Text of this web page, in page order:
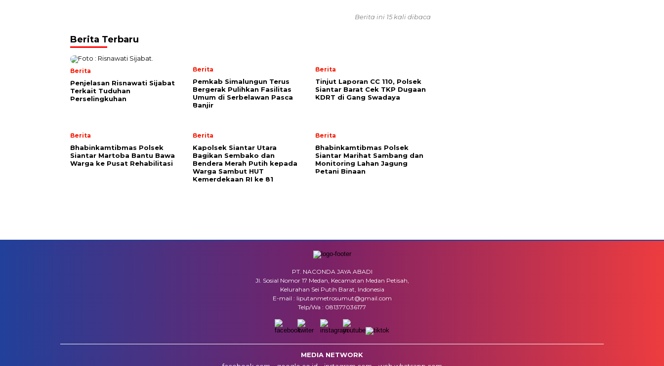
Berita ini 15 kali dibaca
Berita Terbaru
Berita
Penjelasan Risnawati Sijabat
Terkait Tuduhan
Perselingkuhan
Berita
Pemkab Simalungun Terus
Bergerak Pulihkan Fasilitas
Umum di Serbelawan Pasca
Banjir
Berita
Tinjut Laporan CC 110, Polsek
Siantar Barat Cek TKP Dugaan
KDRT di Gang Swadaya
Berita
Bhabinkamtibmas Polsek
Siantar Martoba Bantu Bawa
Warga ke Pusat Rehabilitasi
Berita
Kapolsek Siantar Utara
Bagikan Sembako dan
Bendera Merah Putih kepada
Warga Sambut HUT
Kemerdekaan RI ke 81
Berita
Bhabinkamtibmas Polsek
Siantar Marihat Sambang dan
Monitoring Lahan Jagung
Petani Binaan
PT. NACONDA JAYA ABADI
Jl. Sosial Nomor 17 Medan, Kecamatan Medan Petisah,
Kelurahan Sei Putih Barat, Indonesia
E-mail : liputanmetrosumut@gmail.com
Telp/Wa : 081377036177
MEDIA NETWORK